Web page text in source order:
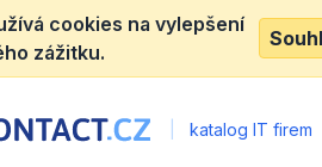
cookies na vylepšení
zážitku.
katalog IT firem